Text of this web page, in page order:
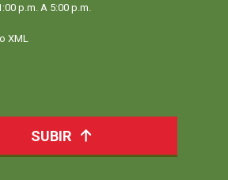
p.m. A 5:00 p.m.
XML
SUBIR